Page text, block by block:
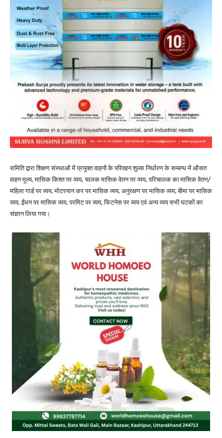
समिति द्वारा शिक्षण संस्थाओं में प्रयुक्त वाहनों के परिवहन शुल्क निर्धारण के सम्बन्ध में औसत
वाहन मूल्य, मासिक किश्त पर व्यय, चालक मासिक वेतन पर व्यय, परिचालक का मासिक वेतन/
महिला गार्ड पर व्यय, मोटरयान कर पर मासिक व्यय, अनुरक्षण पर मासिक व्यय, बीमा पर मासिक
व्यय, ईंधन पर मासिक व्यय, परमिट पर व्यय, फिटनेस पर व्यय एवं अन्य व्यय सभी घटकों का
संज्ञान लिया गया।